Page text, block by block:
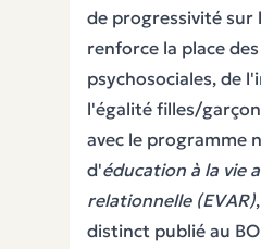
de progressivité sur
renforce la place
psychosociales, de
l'égalité filles/
avec le programme
d'éducation à la vie
relationnelle (EVAR)
distinct publié au